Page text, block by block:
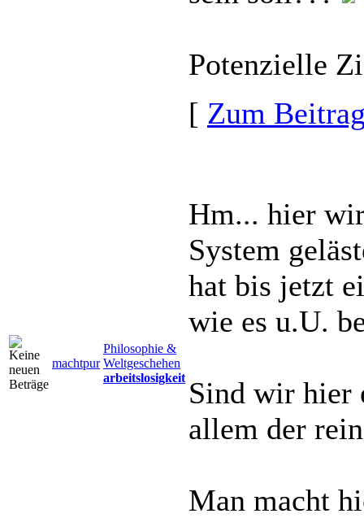
Potenzielle
[ Zum
machtpur
Philosophie &
Weltgeschehen
arbeitslosigkeit
Hm... hier
System
hat bis jetzt
wie es u.U.
Sind wir hier
allem der
Man macht